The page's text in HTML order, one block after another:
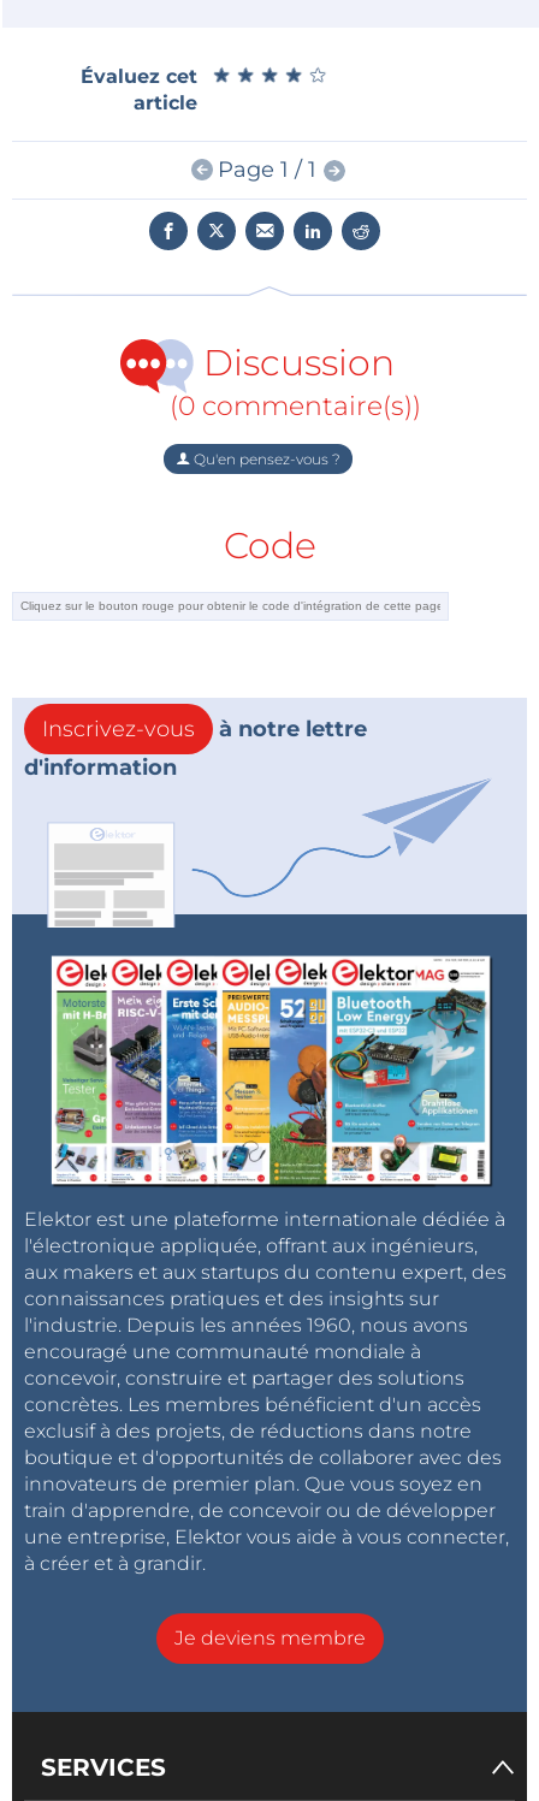
repousser les limites du possible. Avec des
plateformes comme
ingénieur, maker et étudiant. Cette édition aborde
un large éventail de sujets avec des projets détaillés,
des articles de fond, et plus encore.
C’est quoi l’IA en périphérie (Edge AI
de l’intelligence dans l’appareil
Découverte d’Edge Impulse Studio : construisez
et déployez facilement des modèles d’IA à la
Reconnaissance de mots-clés avec Edge
Cours accéléré : Premiers pas avec Edge
Edge Impulse Studio : créer et déployer des modèles d’IA embarqués
Reconnaissance de mouvement avec détection
d’anomalie : un tutoriel complet
Questions de la communauté Elektor :
découvrez Edge Impulse
Regard vers le futur : IA en périphérie –
alimenter la prochaine génération d’appareils
Test : Thundercomm Rubik Pi 3: l’univers
Raspberry Pi rencontre l’IA en périphérie
Détection de défauts sur les PCB : vision par
ordinateur avec Raspberry Pi
Premiers pas avec la détection d’objets sur
Évaluez cet
article
★ ★ ★ ★ ★
★ ★ ★ ★ ★
Page 1 / 1
Discussion
(0 commentaire(s))
Qu'en pensez-vous ?
Code
Inscrivez-vous
à notre lettre
d'information
Elektor est une plateforme internationale dédiée à
l'électronique appliquée, offrant aux ingénieurs,
aux makers et aux startups du contenu expert, des
connaissances pratiques et des insights sur
l'industrie. Depuis les années 1960, nous avons
encouragé une communauté mondiale à
concevoir, construire et partager des solutions
concrètes. Les membres bénéficient d'un accès
exclusif à des projets, de réductions dans notre
boutique et d'opportunités de collaborer avec des
innovateurs de premier plan. Que vous soyez en
train d'apprendre, de concevoir ou de développer
une entreprise, Elektor vous aide à vous connecter,
à créer et à grandir.
Je deviens membre
SERVICES